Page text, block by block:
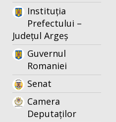
Instituția
Prefectului –
Județul Argeș
Guvernul
Romaniei
Senat
Camera
Deputaților